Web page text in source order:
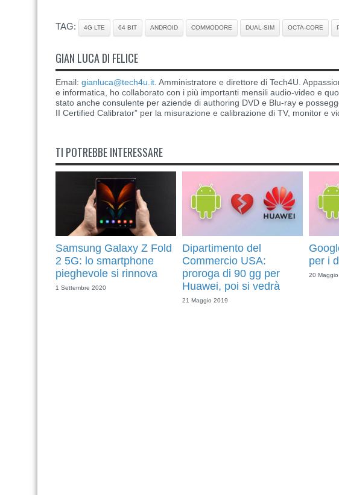
TAG: 4G LTE 64 BIT ANDROID COMMODORE DUAL-SIM OCTA-CORE
GIAN LUCA DI FELICE
Email: gianluca@tech4u.it . Amministratore e direttore di Tech4U.
e informatica, ho collaborato con i più importanti mensili audio-video e
stato anche consulente per aziende di authoring DVD e Blu-ray e
II Certified Calibrator” per la misurazione e calibrazione di TV, monitor e
TI POTREBBE INTERESSARE
Samsung Galaxy Z Fold
2 5G: lo smartphone
pieghevole si rinnova
1 Settembre 2020
Dipartimento del
Commercio USA:
proroga di 90 gg per
Huawei, poi si vedrà
21 Maggio 2019
per i
20